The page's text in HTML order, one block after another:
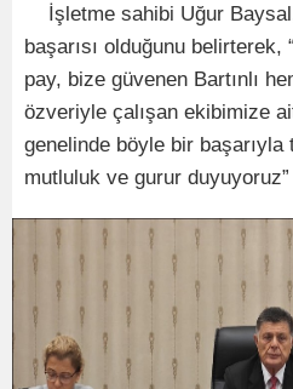
İşletme sahibi Uğur
başarısı olduğunu belirterek,
pay, bize güvenen Bartınlı
özveriyle çalışan ekibimize
genelinde böyle bir
mutluluk ve gurur